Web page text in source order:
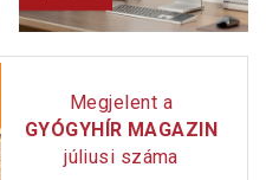
Megjelent a
GYÓGYHÍR MAGAZIN
júliusi száma